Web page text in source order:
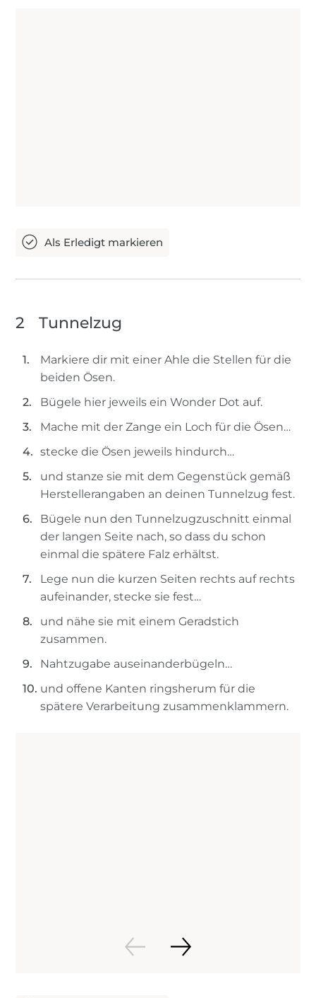
2 Tunnelzug
Markiere dir mit einer Ahle die Stellen für die
beiden Ösen.
Bügele hier jeweils ein Wonder Dot auf.
Mache mit der Zange ein Loch für die Ösen…
stecke die Ösen jeweils hindurch…
und stanze sie mit dem Gegenstück gemäß
Herstellerangaben an deinen Tunnelzug fest.
Bügele nun den Tunnelzugzuschnitt einmal
der langen Seite nach, so dass du schon
einmal die spätere Falz erhältst.
Lege nun die kurzen Seiten rechts auf rechts
aufeinander, stecke sie fest…
und nähe sie mit einem Geradstich
zusammen.
Nahtzugabe auseinanderbügeln…
und offene Kanten ringsherum für die
spätere Verarbeitung zusammenklammern.